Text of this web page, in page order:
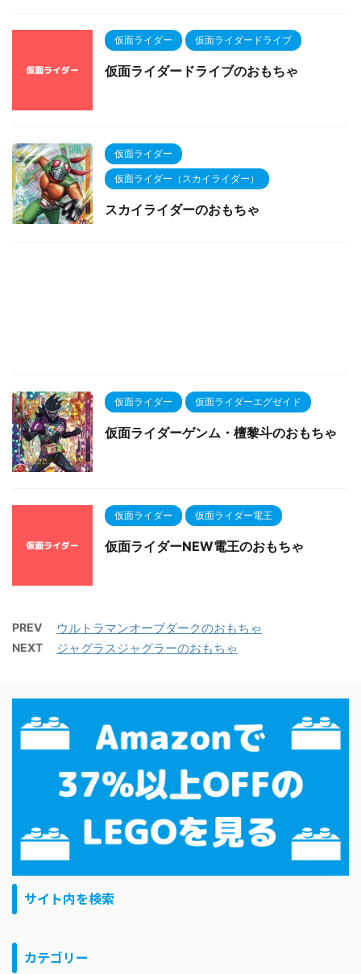
仮面ライダー 仮面ライダードライブ
仮面ライダードライブのおもちゃ
仮面ライダー
仮面ライダー（スカイライダー）
スカイライダーのおもちゃ
仮面ライダー 仮面ライダーエグゼイド
仮面ライダーゲンム・檀黎斗のおもちゃ
仮面ライダー 仮面ライダー電王
仮面ライダーNEW電王のおもちゃ
PREV ウルトラマンオーブダークのおもちゃ
NEXT ジャグラスジャグラーのおもちゃ
サイト内を検索
カテゴリー